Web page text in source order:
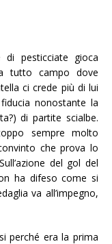
pesticciate gioca
tutto campo dove
ci crede più di lui
nonostante la
di partite scialbe.
sempre molto
che prova lo
del gol del
ha difeso come si
va all’impegno,
perché era la prima